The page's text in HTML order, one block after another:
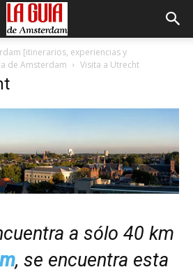
[itinerarios, experiencias y
de Amsterdam Visita a Utrecht
a sólo 40 km
, se encuentra esta